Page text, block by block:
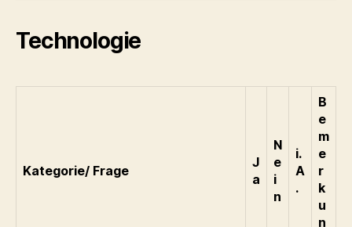
Technologie
Kategorie/ Frage
J
a
N
e
i
n
i.
A
.
B
e
m
e
r
k
u
n